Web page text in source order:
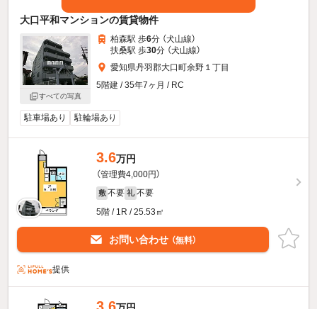
大口平和マンションの賃貸物件
すべての写真
柏森駅 歩6分 （犬山線）
扶桑駅 歩30分 （犬山線）
愛知県丹羽郡大口町余野１丁目
5階建 / 35年7ヶ月 / RC
駐車場あり 駐輪場あり
3.6万円
（管理費4,000円）
敷 不要 礼 不要
5階 / 1R / 25.53㎡
お問い合わせ （無料）
提供